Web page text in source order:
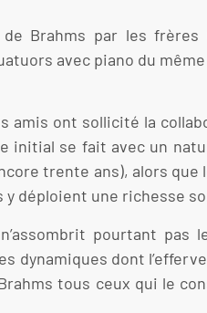
Brahms par les
avec piano du
ont sollicité la
initial se fait avec un
trente ans), alors
déploient une richesse
pourtant
dynamiques dont
tous ceux qui le